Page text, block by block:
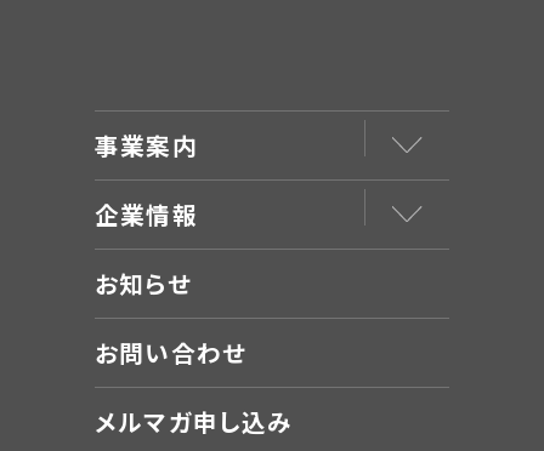
事業案内
企業情報
お知らせ
お問い合わせ
メルマガ申し込み